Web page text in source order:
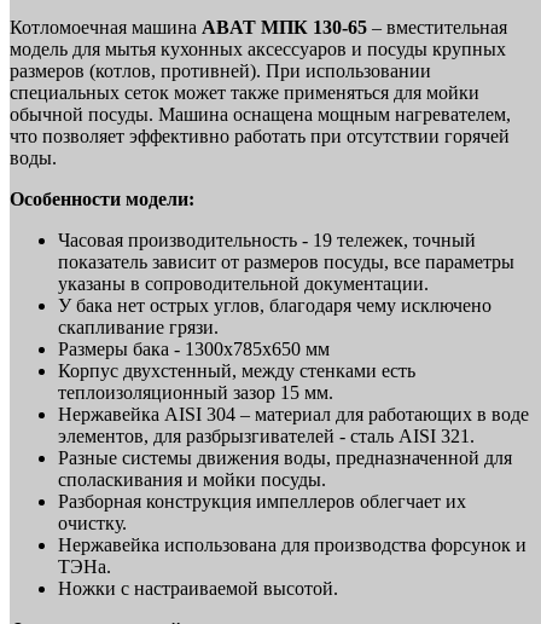
Котломоечная машина ABAT МПК 130-65 – вместительная
модель для мытья кухонных аксессуаров и посуды крупных
размеров (котлов, противней). При использовании
специальных сеток может также применяться для мойки
обычной посуды. Машина оснащена мощным нагревателем,
что позволяет эффективно работать при отсутствии горячей
воды.
Особенности модели:
Часовая производительность - 19 тележек, точный
показатель зависит от размеров посуды, все параметры
указаны в сопроводительной документации.
У бака нет острых углов, благодаря чему исключено
скапливание грязи.
Размеры бака - 1300х785х650 мм
Корпус двухстенный, между стенками есть
теплоизоляционный зазор 15 мм.
Нержавейка AISI 304 – материал для работающих в воде
элементов, для разбрызгивателей - сталь AISI 321.
Разные системы движения воды, предназначенной для
споласкивания и мойки посуды.
Разборная конструкция импеллеров облегчает их
очистку.
Нержавейка использована для производства форсунок и
ТЭНа.
Ножки с настраиваемой высотой.